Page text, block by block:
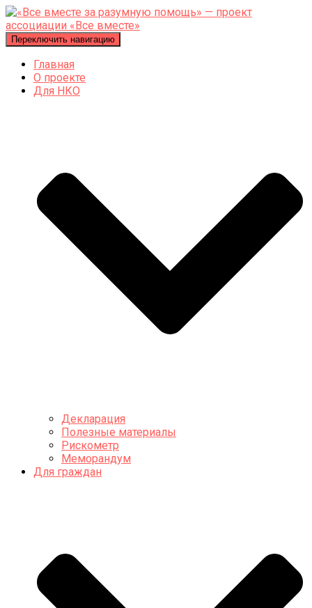
Переключить навигацию
Главная
О проекте
Для НКО
Декларация
Полезные материалы
Рискометр
Меморандум
Для граждан